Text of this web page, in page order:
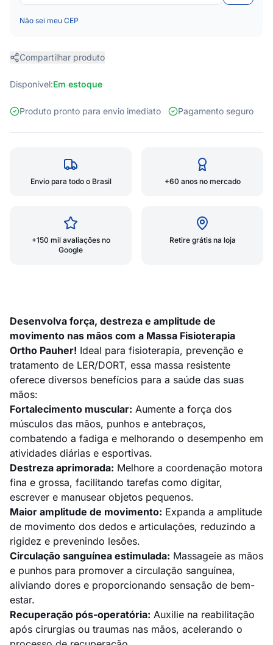
Não sei meu CEP
Compartilhar produto
Disponível:Em estoque
Produto pronto para envio imediato Pagamento seguro
Envio para todo o Brasil +60 anos no mercado
+150 mil avaliações no
Google
Retire grátis na loja
Desenvolva força, destreza e amplitude de
movimento nas mãos com a Massa Fisioterapia
Ortho Pauher! Ideal para fisioterapia, prevenção e
tratamento de LER/DORT, essa massa resistente
oferece diversos benefícios para a saúde das suas
mãos:
Fortalecimento muscular: Aumente a força dos
músculos das mãos, punhos e antebraços,
combatendo a fadiga e melhorando o desempenho em
atividades diárias e esportivas.
Destreza aprimorada: Melhore a coordenação motora
fina e grossa, facilitando tarefas como digitar,
escrever e manusear objetos pequenos.
Maior amplitude de movimento: Expanda a amplitude
de movimento dos dedos e articulações, reduzindo a
rigidez e prevenindo lesões.
Circulação sanguínea estimulada: Massageie as mãos
e punhos para promover a circulação sanguínea,
aliviando dores e proporcionando sensação de bem-
estar.
Recuperação pós-operatória: Auxilie na reabilitação
após cirurgias ou traumas nas mãos, acelerando o